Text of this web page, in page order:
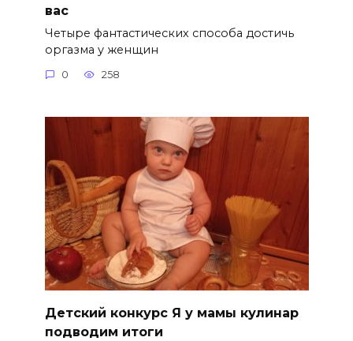
вас
Четыре фантастических способа достичь
оргазма у женщин
0 258
Детский конкурс Я у мамы кулинар
подводим итоги